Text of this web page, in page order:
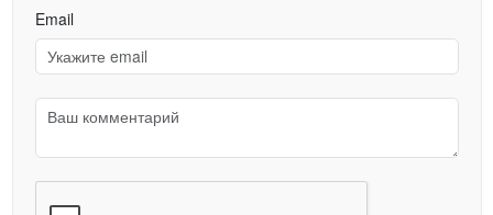
Email